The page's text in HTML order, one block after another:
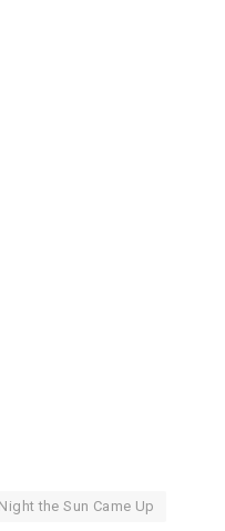
the Sun Came Up